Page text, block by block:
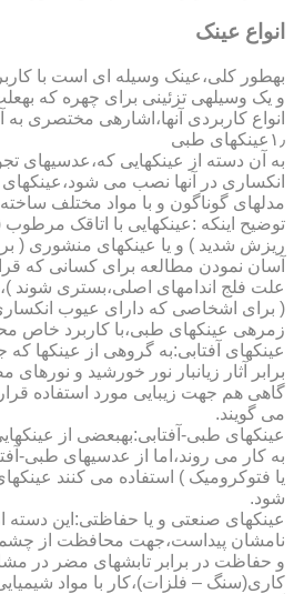
انواع عینک
به­طور کلی،عینک وسیله ای است با
و یک وسیله­ی تزئینی برای چهره که
انواع کاربردی آنها،اشاره­ی مختصری
۱٫عینکهای طبی
به آن دسته از عینکهایی که،عدسیهای
انکساری در آنها نصب می
مدلهای گوناگون و با مواد مختلف
توضیح اینکه :عینکهایی با اتاقک
ریزش شدید ) و یا عینکهای منشوری (
آسان نمودن مطالعه برای کسانی که
علت فلج اندامهای اصلی،بستری
( برای اشخاصی که دارای عیوب
زمره­ی عینکهای طبی،با کاربرد خاص
عینکهای آفتابی:به گروهی از عینکها
برابر آثار زیانبار نور خورشید و
گاهی هم جهت زیبایی مورد استفاده
می گویند.
عینکهای طبی-آفتابی:به­بعضی از
به کار می روند،اما از عدسیهای طبی-
یا فتوکرومیک ) استفاده می کنند
شود.
عینکهای صنعتی و یا حفاظتی:این دسته
نامشان پیداست،جهت محافظت از
و حفاظت در برابر تابشهای مضر در
کاری(سنگ – فلزات)،کار با مواد